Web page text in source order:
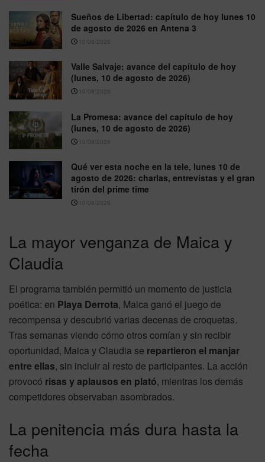
Sueños de Libertad: capítulo de hoy lunes 10
de agosto de 2026 en Antena 3
10/08/2026
Valle Salvaje: avance del capítulo de hoy
(lunes, 10 de agosto de 2026)
10/08/2026
La Promesa: avance del capítulo de hoy
(lunes, 10 de agosto de 2026)
10/08/2026
Qué ver esta noche en la tele, lunes 10 de
agosto de 2026: charlas, entrevistas y el gran
tirón del prime time
10/08/2026
La mayor venganza de Maica y
Claudia
El programa también permitió un momento de justicia
poética: en Playa Derrota, Maica ganó el juego de
recompensa y descubrió varias decenas de croquetas.
Tras semanas viendo cómo otros comían y sin recibir
oportunidad, Maica y Claudia se repartieron el manjar
entre ellas, sin incluir al resto de participantes. La acción
provocó risas y aplausos en plató, mientras los demás
competidores observaban asombrados.
La penitencia más dura hasta la
fecha